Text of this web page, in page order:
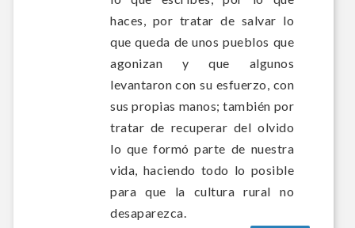
haces, por tratar de salvar lo
que queda de unos pueblos que
agonizan y que algunos
levantaron con su esfuerzo, con
sus propias manos; también por
tratar de recuperar del olvido
lo que formó parte de nuestra
vida, haciendo todo lo posible
para que la cultura rural no
desaparezca.